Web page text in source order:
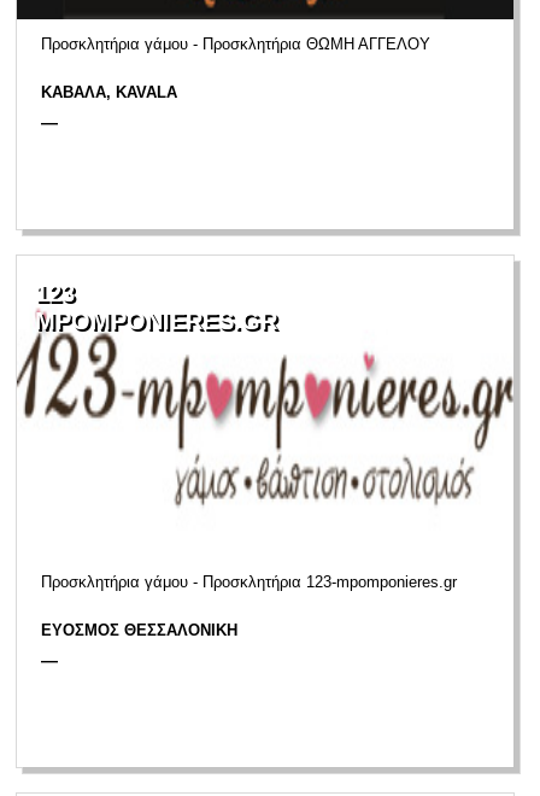
Προσκλητήρια γάμου - Προσκλητήρια ΘΩΜΗ ΑΓΓΕΛΟΥ
ΚΑΒΑΛΑ, KAVALA
—
123
MPOMPONIERES.GR
Προσκλητήρια γάμου - Προσκλητήρια 123-mpomponieres.gr
ΕΥΟΣΜΟΣ ΘΕΣΣΑΛΟΝΙΚΗ
—